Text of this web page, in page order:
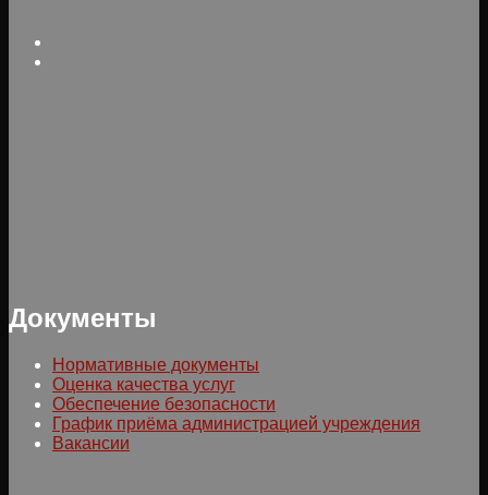
Документы
Нормативные документы
Оценка качества услуг
Обеспечение безопасности
График приёма администрацией учреждения
Вакансии